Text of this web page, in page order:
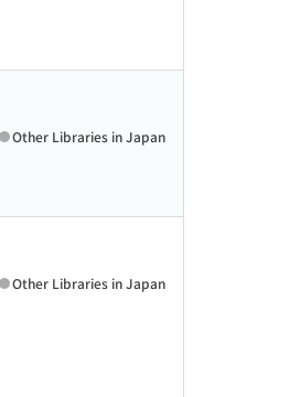
Other Libraries in Japan
Other Libraries in Japan